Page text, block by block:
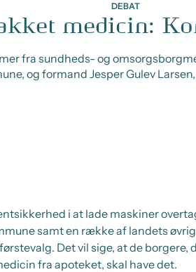
DEBAT
medicin:
fra sundheds- og
og formand Jesper Gulev
i at lade maskiner
samt en række af landets
Det vil sige, at de
fra apoteket, skal have det.